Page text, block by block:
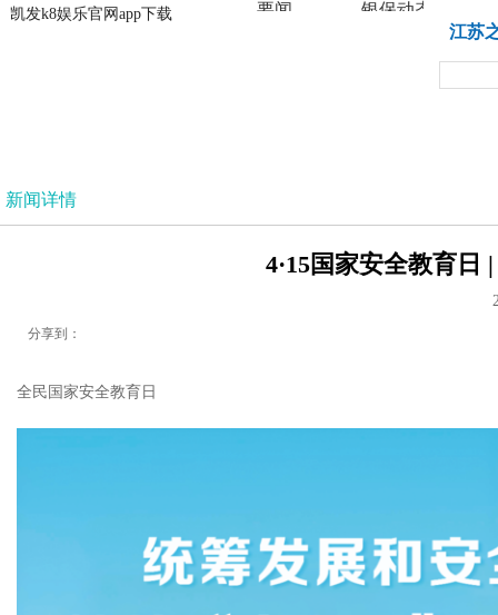
凯发k8娱乐官网app下载
凯发k8娱乐官网app下载
要闻 银保动态
江苏
新闻详情
4·15国家安全教育日
分享到：
全民国家安全教育日